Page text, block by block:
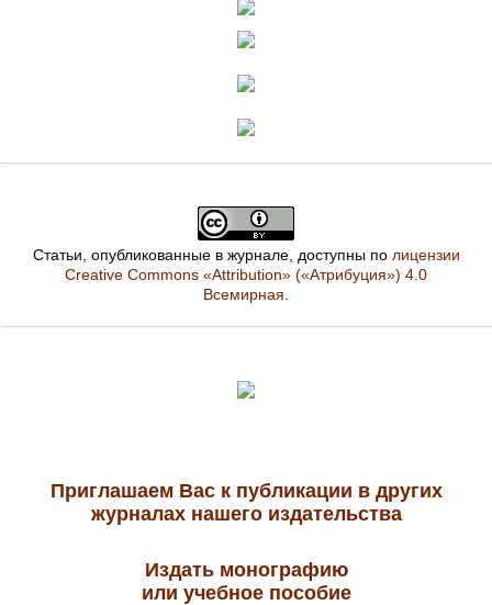
Статьи, опубликованные в журнале, доступны по лицензии
Creative Commons «Attribution» («Атрибуция») 4.0
Всемирная
Приглашаем Вас к публикации в других
журналах нашего издательства
Издать монографию
или учебное пособие